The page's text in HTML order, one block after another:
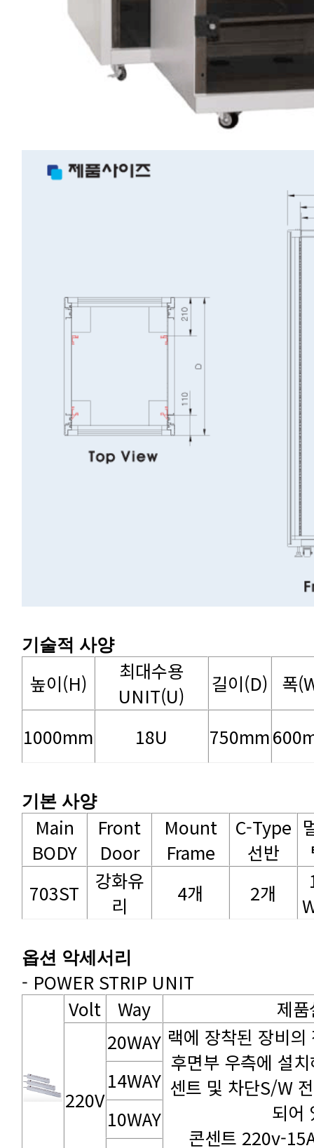
기술적 사양
높이(H) UNIT(U) 길이(D) 폭
1000mm 18U 750mm
기본 사양
BODY Door Frame 선반
703ST
리 4개 2개
옵션 악세서리
- POWER STRIP UNIT
Volt
Way 제
220V
20WAY
되어
콘센트 220v-
14WAY
10WAY